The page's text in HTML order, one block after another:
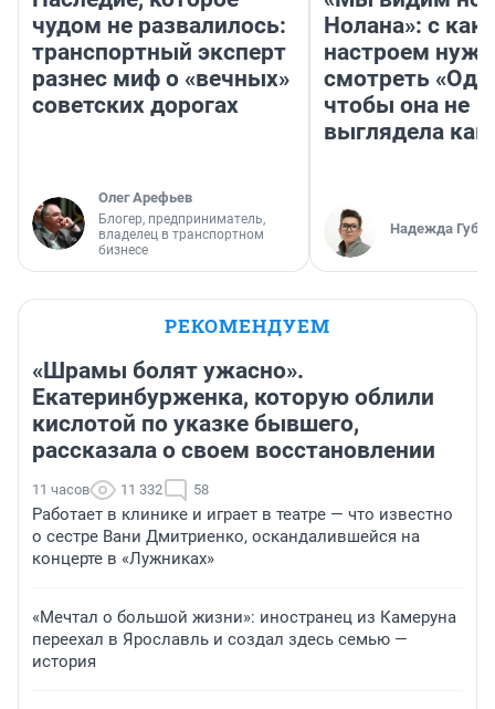
чудом не развалилось:
транспортный эксперт
разнес миф о «вечных»
советских дорогах
Олег Арефьев
Блогер, предприниматель,
владелец в транспортном
бизнесе
Нолана»: с
настроем
смотреть
чтобы она не
выглядела как
Надежда
РЕКОМЕНДУЕМ
«Шрамы болят ужасно».
Екатеринбурженка, которую облили
кислотой по указке бывшего,
рассказала о своем восстановлении
11 часов 11 332 58
Работает в клинике и играет в театре — что известно
о сестре Вани Дмитриенко, оскандалившейся на
концерте в «Лужниках»
«Мечтал о большой жизни»: иностранец из Камеруна
переехал в Ярославль и создал здесь семью —
история